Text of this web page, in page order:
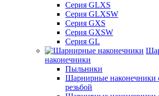
Серия GLXS
Серия GLXSW
Серия GXS
Серия GXSW
Серия GL
наконечники
Пыльники
Шарнирные наконечники
резьбой